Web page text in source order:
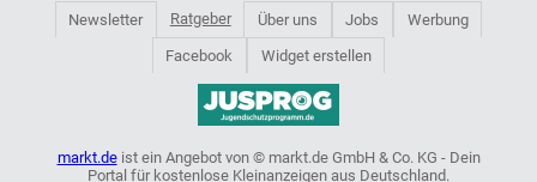
Newsletter Ratgeber Über uns Jobs
Werbung
Facebook
Widget erstellen
markt.deist ein Angebot von © markt.de GmbH & Co. KG - Dein
Portal für kostenlose Kleinanzeigen aus Deutschland.